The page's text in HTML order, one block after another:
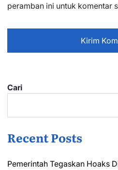
peramban ini untuk komentar
Cari
Recent Posts
Pemerintah Tegaskan Hoaks